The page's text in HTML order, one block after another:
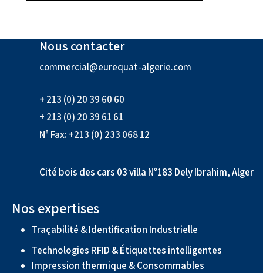
Nous contacter
commercial@eurequat-algerie.com
+ 213 (0) 20 39 60 60
+ 213 (0) 20 39 61 61
N° Fax: +213 (0) 233 068 12
Cité bois des cars 03 villa N°183 Dely Ibrahim, Alger
Nos expertises
Traçabilité & Identification Industrielle
Technologies RFID & Étiquettes intelligentes
Impression thermique & Consommables